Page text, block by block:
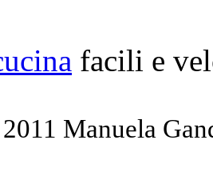
facili e
Manuela